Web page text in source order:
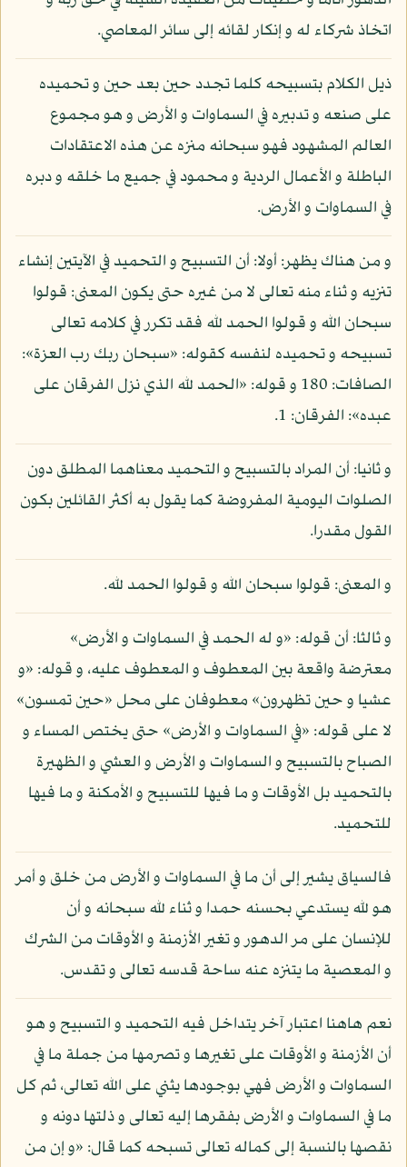
اتخاذ شركاء له و إنكار لقائه إلى سائر المعاصي.
ذيل الكلام بتسبيحه كلما تجدد حين بعد حين و تحميده
على صنعه و تدبيره في السماوات و الأرض و هو مجموع
العالم المشهود فهو سبحانه منزه عن هذه الاعتقادات
الباطلة و الأعمال الردية و محمود في جميع ما خلقه و دبره
في السماوات و الأرض.
و من هناك يظهر: أولا: أن التسبيح و التحميد في الآيتين إنشاء
تنزيه و ثناء منه تعالى لا من غيره حتى يكون المعنى: قولوا
سبحان الله و قولوا الحمد لله فقد تكرر في كلامه تعالى
تسبيحه و تحميده لنفسه كقوله: «سبحان ربك رب العزة»:
الصافات: 180 و قوله: «الحمد لله الذي نزل الفرقان على
عبده»: الفرقان: 1.
و ثانيا: أن المراد بالتسبيح و التحميد معناهما المطلق دون
الصلوات اليومية المفروضة كما يقول به أكثر القائلين بكون
القول مقدرا.
و المعنى: قولوا سبحان الله و قولوا الحمد لله.
و ثالثا: أن قوله: «و له الحمد في السماوات و الأرض»
معترضة واقعة بين المعطوف و المعطوف عليه، و قوله: «و
عشيا و حين تظهرون» معطوفان على محل «حين تمسون»
لا على قوله: «في السماوات و الأرض» حتى يختص المساء و
الصباح بالتسبيح و السماوات و الأرض و العشي و الظهيرة
بالتحميد بل الأوقات و ما فيها للتسبيح و الأمكنة و ما فيها
للتحميد.
فالسياق يشير إلى أن ما في السماوات و الأرض من خلق و أمر
هو لله يستدعي بحسنه حمدا و ثناء لله سبحانه و أن
للإنسان على مر الدهور و تغير الأزمنة و الأوقات من الشرك
و المعصية ما يتنزه عنه ساحة قدسه تعالى و تقدس.
نعم هاهنا اعتبار آخر يتداخل فيه التحميد و التسبيح و هو
أن الأزمنة و الأوقات على تغيرها و تصرمها من جملة ما في
السماوات و الأرض فهي بوجودها يثني على الله تعالى، ثم كل
ما في السماوات و الأرض بفقرها إليه تعالى و ذلتها دونه و
نقصها بالنسبة إلى كماله تعالى تسبحه كما قال: «و إن من